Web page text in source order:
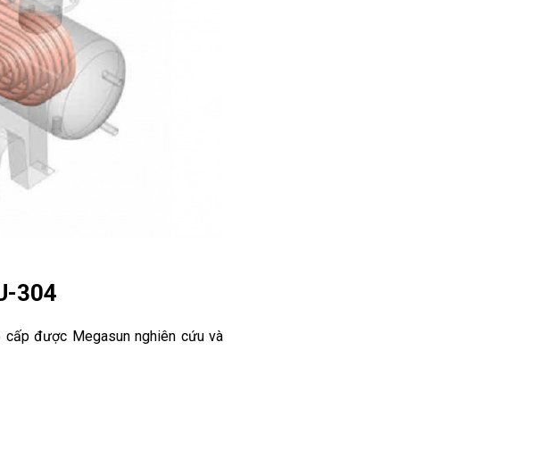
304
được Megasun nghiên cứu và